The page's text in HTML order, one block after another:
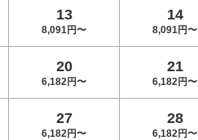
13
8,091円〜
14
8,091円〜
20
6,182円〜
21
6,182円〜
27
6,182円〜
28
6,182円〜